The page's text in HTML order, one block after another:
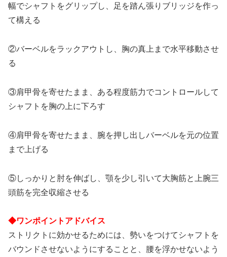
幅でシャフトをグリップし、足を踏ん張りブリッジを作っ
て構える
②バーベルをラックアウトし、胸の真上まで水平移動させ
る
③肩甲骨を寄せたまま、ある程度筋力でコントロールして
シャフトを胸の上に下ろす
④肩甲骨を寄せたまま、腕を押し出しバーベルを元の位置
まで上げる
⑤しっかりと肘を伸ばし、顎を少し引いて大胸筋と上腕三
頭筋を完全収縮させる
◆ワンポイントアドバイス
ストリクトに効かせるためには、勢いをつけてシャフトを
バウンドさせないようにすることと、腰を浮かせないよう